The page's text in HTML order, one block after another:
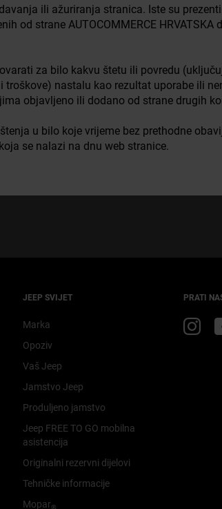
ili ažuriranja stranica. Iste su
od strane AUTOCOMMERCE HRVATSKA
za bilo kakvu štetu ili povredu
nastalu kao rezultat uporabe ili
objavljeno ili dodano od strane drugih
u bilo koje vrijeme bez prethodne
se nalazi na dnu web stranice.
JEEP SVIJET
Marka
Opoziv
Vaš Jeep
Jamstvo Jeep
Produljeno jamstvo
Jeep FREE TO GO mobilna
asistencija
Originalni rezervni dijelovi
Tehničke informacije
Mopar®
PRATI